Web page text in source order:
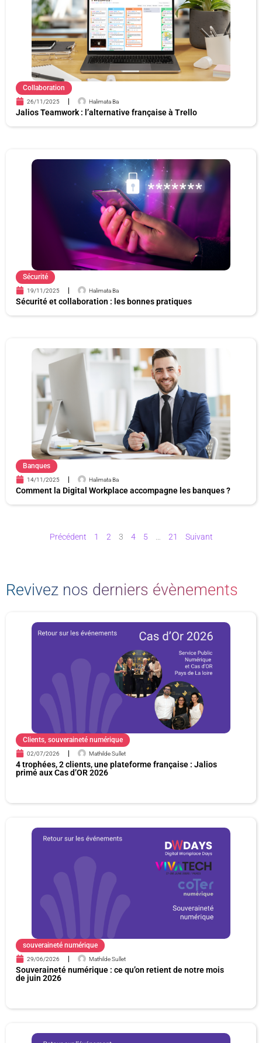
Collaboration
26/11/2025 Halimata Ba
Jalios Teamwork : l’alternative française à Trello
Sécurité
19/11/2025 Halimata Ba
Sécurité et collaboration : les bonnes pratiques
Banques
14/11/2025 Halimata Ba
Comment la Digital Workplace accompagne les banques ?
Précédent
e
1
e
2
e
3
e
4
e
5
e
21 Suivant
Revivez nos derniers évènements
Clients, souveraineté numérique
02/07/2026 Mathilde Sullet
4 trophées, 2 clients, une plateforme française : Jalios
primé aux Cas d’OR 2026
souveraineté numérique
29/06/2026 Mathilde Sullet
Souveraineté numérique : ce qu’on retient de notre mois
de juin 2026
a
e
e
e